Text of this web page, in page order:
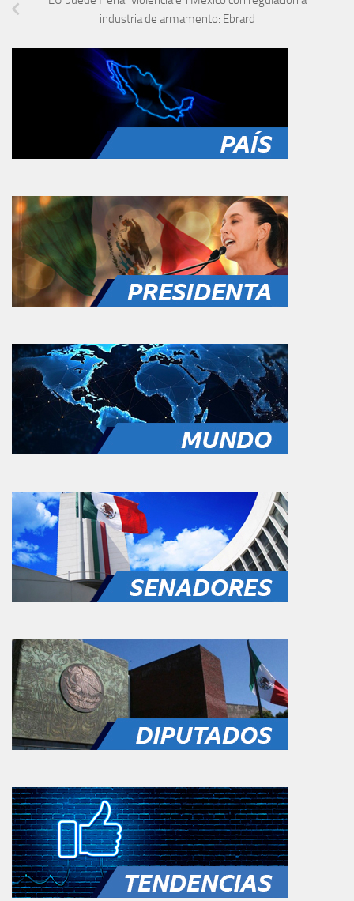
industria de armamento: Ebrard